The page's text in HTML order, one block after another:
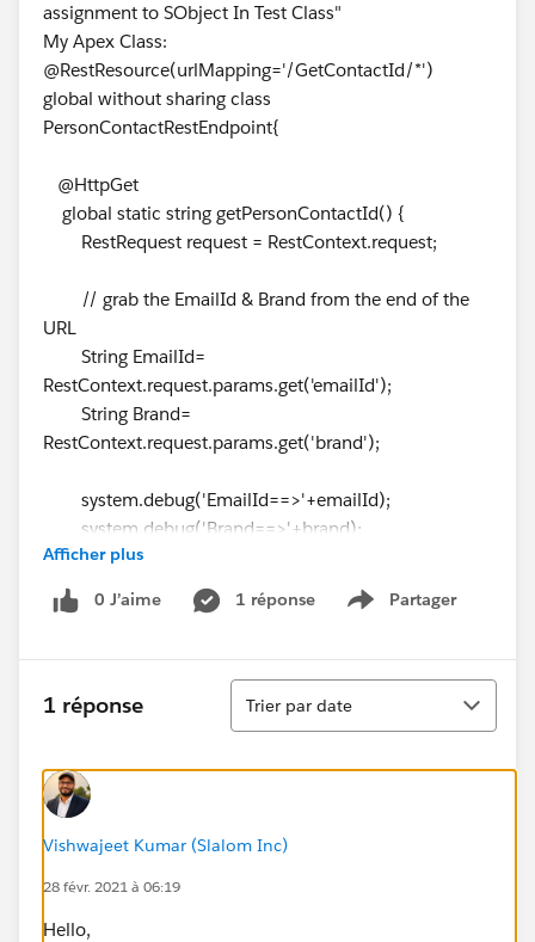
assignment to SObject In Test Class"
My Apex Class:
@RestResource(urlMapping='/GetContactId/*')
global without sharing class
PersonContactRestEndpoint{
@HttpGet
global static string getPersonContactId() {
RestRequest request = RestContext.request;
// grab the EmailId & Brand from the end of the
URL
String EmailId=
RestContext.request.params.get('emailId');
String Brand=
RestContext.request.params.get('brand');
system.debug('EmailId==>'+emailId);
system.debug('Brand==>'+brand);
Account CustomerId= [SELECT PersonContactId
FROM Account WHERE CC_Brand__c = :Brand AND
CustomerId.PersonContactId;
system.debug('PersonContactId==>'+PersonContactId
);
return PersonContactId;
Test Class:
Afficher plus
0 J’aime 1 réponse Partager
Show menu
1 réponse
Tri
Trier par date
Vishwajeet Kumar (Slalom Inc)
28 févr. 2021 à 06:19
Hello,